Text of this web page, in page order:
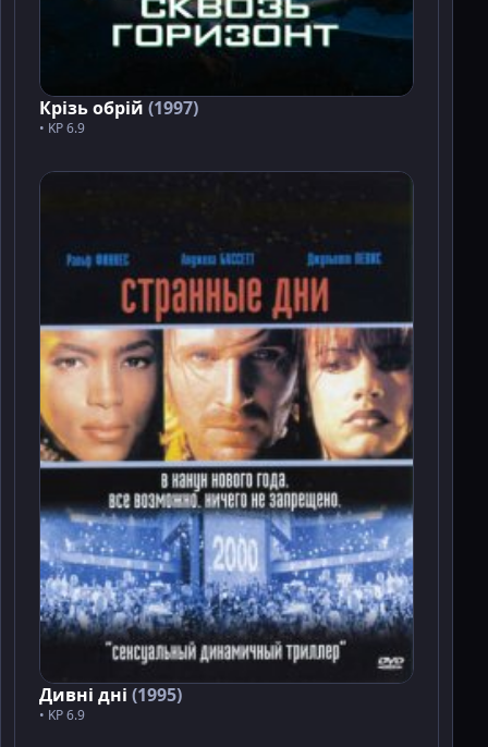
Крізь обрій (1997)
• KP 6.9
Дивні дні (1995)
• KP 6.9